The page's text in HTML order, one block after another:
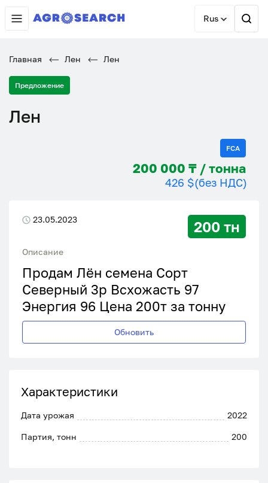
Rus
Главная Лен Лен
Предложение
Лен
FCA
200 000 ₸ / тонна
426 $(без НДС)
23.05.2023 200 тн
Описание
Продам Лён семена Сорт
Северный 3р Всхожасть 97
Энергия 96 Цена 200т за тонну
Обновить
Характеристики
Дата урожая 2022
Партия, тонн 200